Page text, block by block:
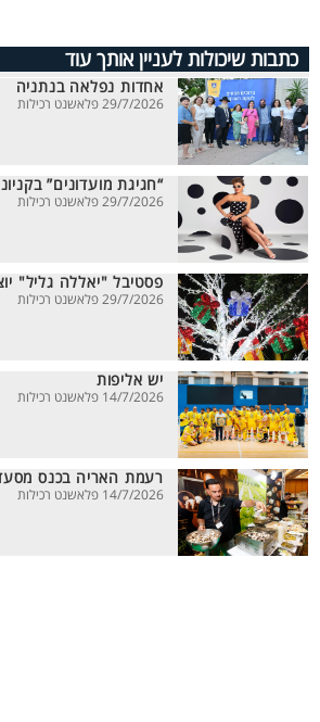
כתבות שיכולות לעניין אותך עוד
אחדות נפלאה בנתניה
29/7/2026 פלאשנט רכילות
“חגיגת מועדונים”
29/7/2026 פלאשנט רכילות
פסטיבל "יאללה גליל"
29/7/2026 פלאשנט רכילות
יש אליפות
14/7/2026 פלאשנט רכילות
רעמת האריה בכנס
14/7/2026 פלאשנט רכילות